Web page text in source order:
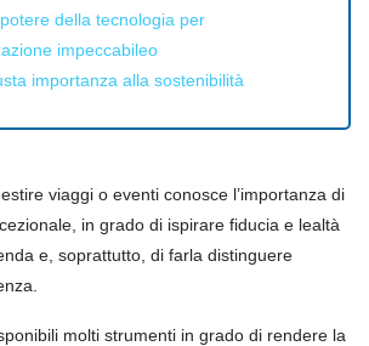
della tecnologia per
impeccabileo
importanza alla sostenibilità
viaggi o eventi conosce l’importanza di
in grado di ispirare fiducia e lealtà
e, soprattutto, di farla distinguere
molti strumenti in grado di rendere la